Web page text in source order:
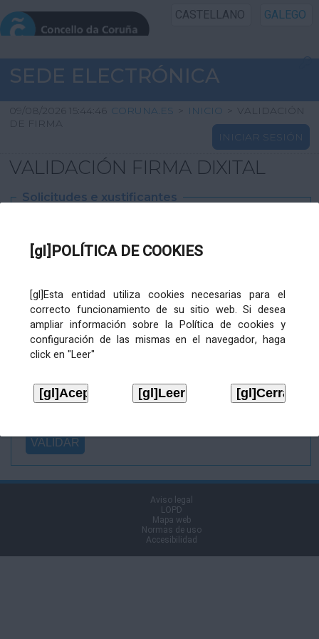
[gl]POLÍTICA DE COOKIES
[gl]Esta entidad utiliza cookies necesarias para el
correcto funcionamiento de su sitio web. Si desea
ampliar información sobre la Política de cookies y
configuración de las mismas en el navegador, haga
click en "Leer"
CASTELLANO GALEGO
INICIO SEDE
INICIO
INFORMACIÓN PÚBLICA
SEDE ELECTRÓNICA
09/08/2026 15:44:46 CORUNA.ES > INICIO >
VALIDACIÓN
DE FIRMA
INICIAR SESIÓN
VALIDACIÓN FIRMA DIXITAL
Solicitudes e xustificantes
XML
Ficheiros varios
Ficheiro
asinado:
firma (.p7s):
Aviso legal
LOPD
Mapa web
Normas de uso
Accesibilidad